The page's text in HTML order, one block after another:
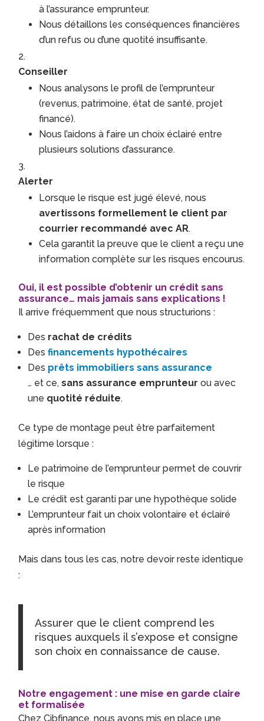
à l’assurance emprunteur.
Nous détaillons les conséquences financières
d’un refus ou d’une quotité insuffisante.
Conseiller
Nous analysons le profil de l’emprunteur
(revenus, patrimoine, état de santé, projet
financé).
Nous l’aidons à faire un choix éclairé entre
plusieurs solutions d’assurance.
Alerter
Lorsque le risque est jugé élevé, nous
avertissons formellement le client par
courrier recommandé avec AR.
Cela garantit la preuve que le client a reçu une
information complète sur les risques encourus.
Oui, il est possible d’obtenir un crédit sans
assurance… mais jamais sans explications !
Il arrive fréquemment que nous structurions :
Des rachat de crédits
Desfinancements hypothécaires
Des prêts immobiliers sans assurance
… et ce,sans assurance emprunteur ou avec
une quotité réduite.
Ce type de montage peut être parfaitement
légitime lorsque :
Le patrimoine de l’emprunteur permet de couvrir
le risque
Le crédit est garanti par une hypothèque solide
L’emprunteur fait un choix volontaire et éclairé
après information
Mais dans tous les cas, notre devoir reste identique
:
Assurer que le client comprend les
risques auxquels il s’expose et consigne
son choix en connaissance de cause.
Notre engagement : une mise en garde claire
et formalisée
Chez Cibfinance, nous avons mis en place une